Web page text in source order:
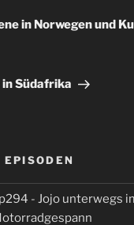
in Norwegen und
Südafrika
- Jojo unterwegs